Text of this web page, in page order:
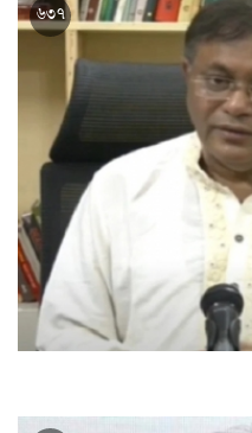
৬৩৭
বর্তমান সরকার দেশে